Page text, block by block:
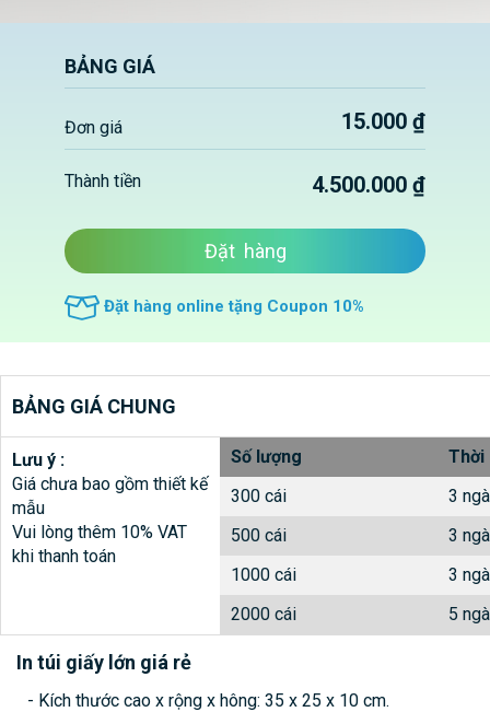
BẢNG GIÁ
Đơn giá 15.000 ₫
Thành tiền 4.500.000 ₫
Đặt hàng
Đặt hàng online tặng Coupon 10%
BẢNG GIÁ CHUNG
Lưu ý :
Giá chưa bao gồm thiết kế
mẫu
Vui lòng thêm 10% VAT
khi thanh toán
Số lượng
Thời
300 cái
3
500 cái
3
1000 cái
3
2000 cái
5
In túi giấy lớn giá rẻ
- Kích thước cao x rộng x hông: 35 x 25 x 10 cm.